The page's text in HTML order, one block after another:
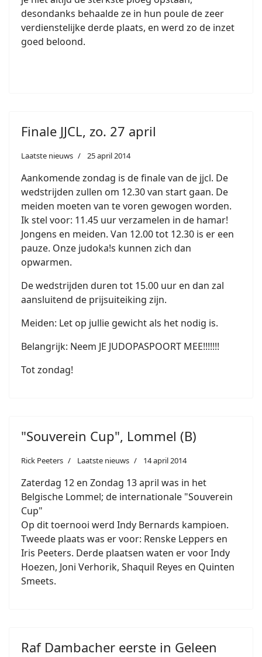
desondanks behaalde ze in hun poule de zeer
verdienstelijke derde plaats, en werd zo de inzet
goed beloond.
Finale JJCL, zo. 27 april
Laatste nieuws 25 april 2014
Aankomende zondag is de finale van de jjcl. De
wedstrijden zullen om 12.30 van start gaan. De
meiden moeten van te voren gewogen worden.
Ik stel voor: 11.45 uur verzamelen in de hamar!
Jongens en meiden. Van 12.00 tot 12.30 is er een
pauze. Onze judoka!s kunnen zich dan
opwarmen.
De wedstrijden duren tot 15.00 uur en dan zal
aansluitend de prijsuiteiking zijn.
Meiden: Let op jullie gewicht als het nodig is.
Belangrijk: Neem JE JUDOPASPOORT MEE!!!!!!!
Tot zondag!
"Souverein Cup", Lommel (B)
Rick Peeters Laatste nieuws 14 april 2014
Zaterdag 12 en Zondag 13 april was in het
Belgische Lommel; de internationale "Souverein
Cup"
Op dit toernooi werd Indy Bernards kampioen.
Tweede plaats was er voor: Renske Leppers en
Iris Peeters. Derde plaatsen waten er voor Indy
Hoezen, Joni Verhorik, Shaquil Reyes en Quinten
Smeets.
Raf Dambacher eerste in Geleen